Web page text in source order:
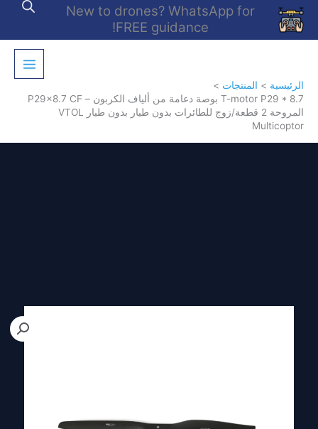
تخطي
المحتوى
New to drones? WhatsApp for
FREE guidance!
الرئيسية
المنتجات
T-motor P29 * 8.7 بوصة دعامة من ألياف الكربون – P29x8.7 CF
المروحة 2 قطعة/زوج للطائرات بدون طيار بدون طيار VTOL
Multicoptor